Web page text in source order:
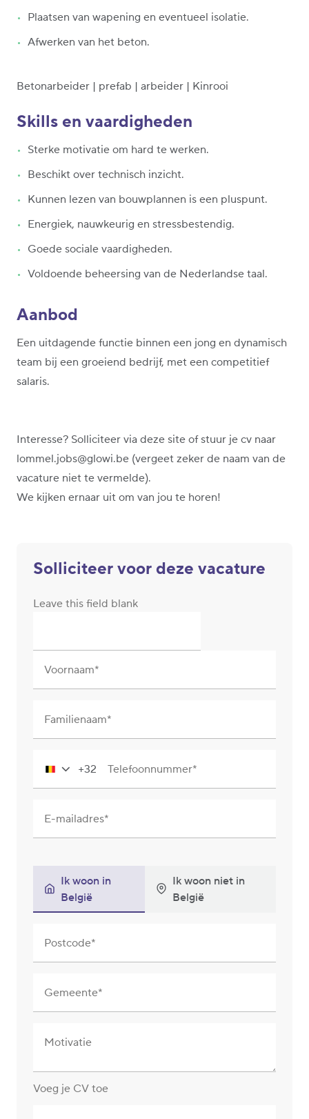
Plaatsen van wapening en eventueel isolatie.
Afwerken van het beton.
Betonarbeider | prefab | arbeider | Kinrooi
Skills en vaardigheden
Sterke motivatie om hard te werken.
Beschikt over technisch inzicht.
Kunnen lezen van bouwplannen is een pluspunt.
Energiek, nauwkeurig en stressbestendig.
Goede sociale vaardigheden.
Voldoende beheersing van de Nederlandse taal.
Aanbod
Een uitdagende functie binnen een jong en dynamisch
team bij een groeiend bedrijf, met een competitief
salaris.
Interesse? Solliciteer via deze site of stuur je cv naar
lommel.jobs@glowi.be (vergeet zeker de naam van de
vacature niet te vermelde).
We kijken ernaar uit om van jou te horen!
Solliciteer voor deze vacature
Leave this field blank
Voornaam
Familienaam
Belgium
+32
+32 Telefoonnummer
E-mailadres
Ik woon in
België
Ik woon niet in
België
Postcode
Gemeente
Motivatie
Voeg je CV toe